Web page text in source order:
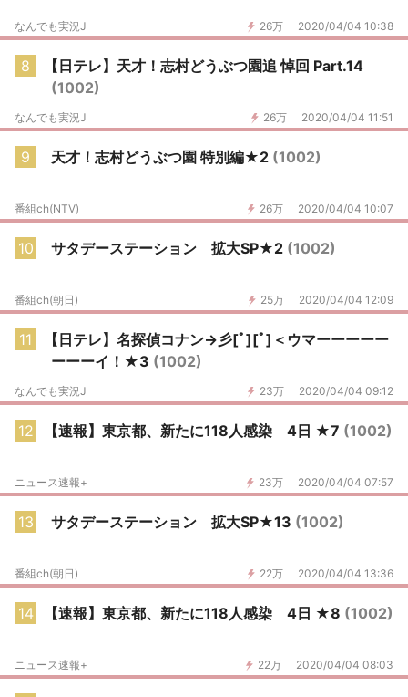
26万 2020/04/04 10:38
なんでも実況J
8
【日テレ】天才！志村どうぶつ園追 悼回 Part.14
(1002)
26万 2020/04/04 11:51
なんでも実況J
9 天才！志村どうぶつ園 特別編★2 (1002)
26万 2020/04/04 10:07
番組ch(NTV)
10 サタデーステーション 拡大SP★2 (1002)
25万 2020/04/04 12:09
番組ch(朝日)
11
【日テレ】名探偵コナン→彡[ﾟ][ﾟ]＜ウマーーーーー
ーーーイ！★3 (1002)
23万 2020/04/04 09:12
なんでも実況J
12 【速報】東京都、新たに118人感染 4日 ★7 (1002)
23万 2020/04/04 07:57
ニュース速報+
13 サタデーステーション 拡大SP★13 (1002)
22万 2020/04/04 13:36
番組ch(朝日)
14 【速報】東京都、新たに118人感染 4日 ★8 (1002)
22万 2020/04/04 08:03
ニュース速報+